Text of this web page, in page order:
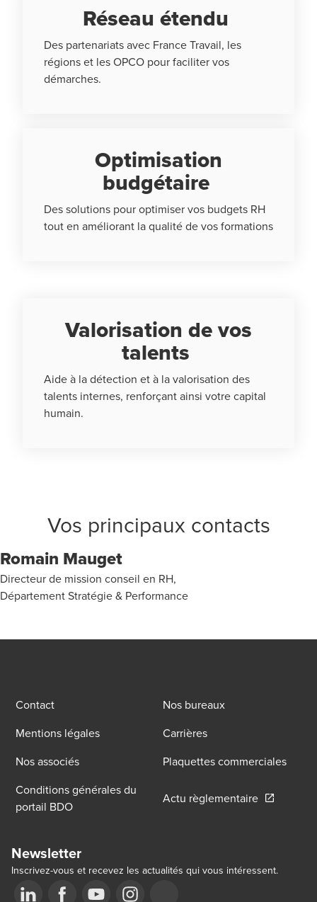
Réseau étendu
Des partenariats avec France Travail, les
régions et les OPCO pour faciliter vos
démarches.
Optimisation
budgétaire
Des solutions pour optimiser vos budgets RH
tout en améliorant la qualité de vos formations
Valorisation de vos
talents
Aide à la détection et à la valorisation des
talents internes, renforçant ainsi votre capital
humain.
Vos principaux contacts
Romain Mauget
Directeur de mission conseil en RH,
Département Stratégie & Performance
Contact
Nos bureaux
Mentions légales
Carrières
Nos associés
Plaquettes commerciales
Conditions générales du
portail BDO
Actu règlementaireOpens in a
Newsletter
Inscrivez-vous et recevez les actualités qui vous intéressent.